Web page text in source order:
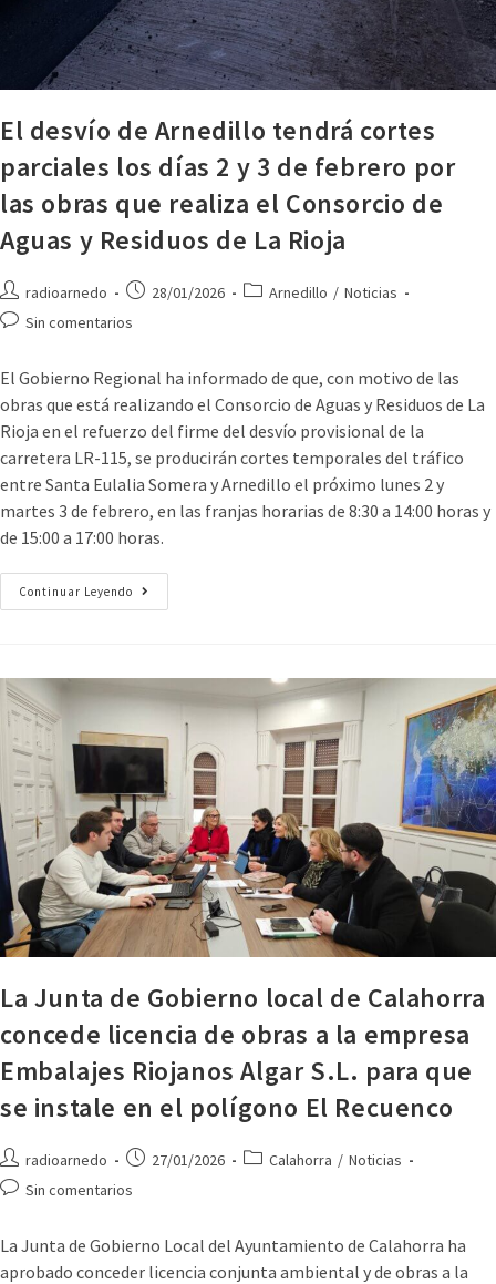
El desvío de Arnedillo tendrá cortes
parciales los días 2 y 3 de febrero por
las obras que realiza el Consorcio de
Aguas y Residuos de La Rioja
radioarnedo 28/01/2026 Arnedillo / Noticias
Sin comentarios
El Gobierno Regional ha informado de que, con motivo de las
obras que está realizando el Consorcio de Aguas y Residuos de La
Rioja en el refuerzo del firme del desvío provisional de la
carretera LR-115, se producirán cortes temporales del tráfico
entre Santa Eulalia Somera y Arnedillo el próximo lunes 2 y
martes 3 de febrero, en las franjas horarias de 8:30 a 14:00 horas y
de 15:00 a 17:00 horas.
Continuar Leyendo
La Junta de Gobierno local de Calahorra
concede licencia de obras a la empresa
Embalajes Riojanos Algar S.L. para que
se instale en el polígono El Recuenco
radioarnedo 27/01/2026 Calahorra / Noticias
Sin comentarios
La Junta de Gobierno Local del Ayuntamiento de Calahorra ha
aprobado conceder licencia conjunta ambiental y de obras a la